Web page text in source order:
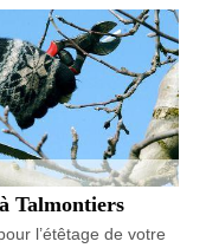
Talmontiers
l’étêtage de votre